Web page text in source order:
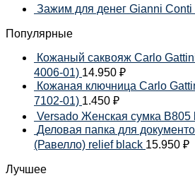
Зажим для денег Gianni
Популярные
Кожаный саквояж Carlo
4006-01) 14.950 ₽
Кожаная ключница Carlo
7102-01) 1.450 ₽
Versado Женская сумка B805
Деловая папка для
(Равелло) relief black 15.950 ₽
Лучшее